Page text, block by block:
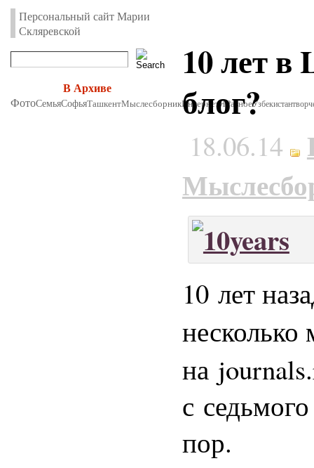
Персональный сайт Марии
Скляревской
В Архиве
ФотоСемьяСофьяТашкентМыслесборникИнтернетЯРазноеУзбекистан
10 лет в
блог?
18.06.14
10 лет
на
с
пор.